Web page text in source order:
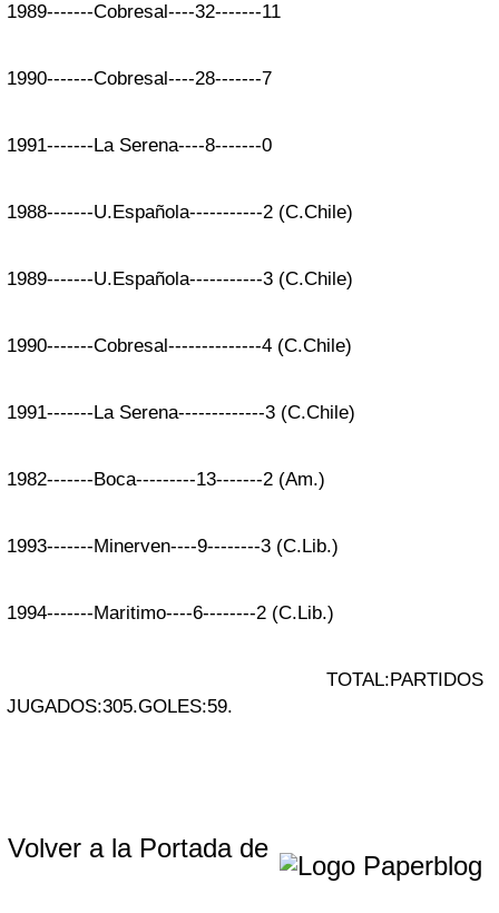
1989-------Cobresal----32-------11
1990-------Cobresal----28-------7
1991-------La Serena----8-------0
1988-------U.Española-----------2 (C.Chile)
1989-------U.Española-----------3 (C.Chile)
1990-------Cobresal--------------4 (C.Chile)
1991-------La Serena-------------3 (C.Chile)
1982-------Boca---------13-------2 (Am.)
1993-------Minerven----9--------3 (C.Lib.)
1994-------Maritimo----6--------2 (C.Lib.)
TOTAL:PARTIDOS
JUGADOS:305.GOLES:59.
Volver a la Portada de